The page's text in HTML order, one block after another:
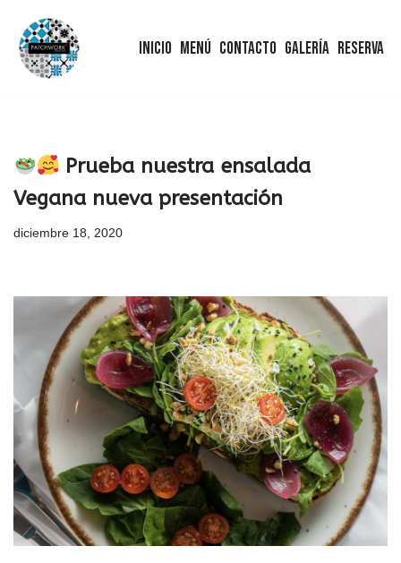
Saltar
Inicio Menú Contacto Galería Reserva
Prueba nuestra ensalada
Vegana nueva presentación
diciembre 18, 2020